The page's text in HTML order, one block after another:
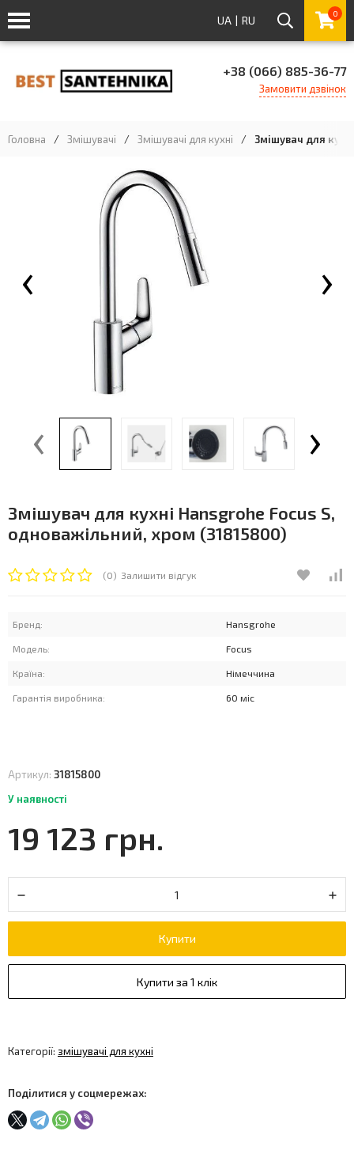
UA | RU 0
+38 (066) 885-36-77
Замовити дзвінок
Головна / Змішувачі / Змішувачі для кухні / Змішувач для
‹ ›
‹ ›
Змішувач для кухні Hansgrohe Focus S,
одноважільний, хром (31815800)
(0) Залишити відгук
Бренд: Hansgrohe
Модель: Focus
Країна: Німеччина
Гарантія виробника: 60 міс
Артикул: 31815800
У наявності
19 123 грн.
Купити
Купити за 1 клік
Категорії: змішувачі для кухні
Поділитися у соцмережах: